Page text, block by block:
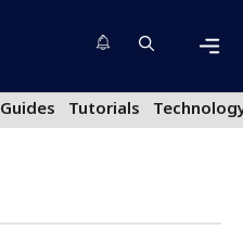
Guides Tutorials